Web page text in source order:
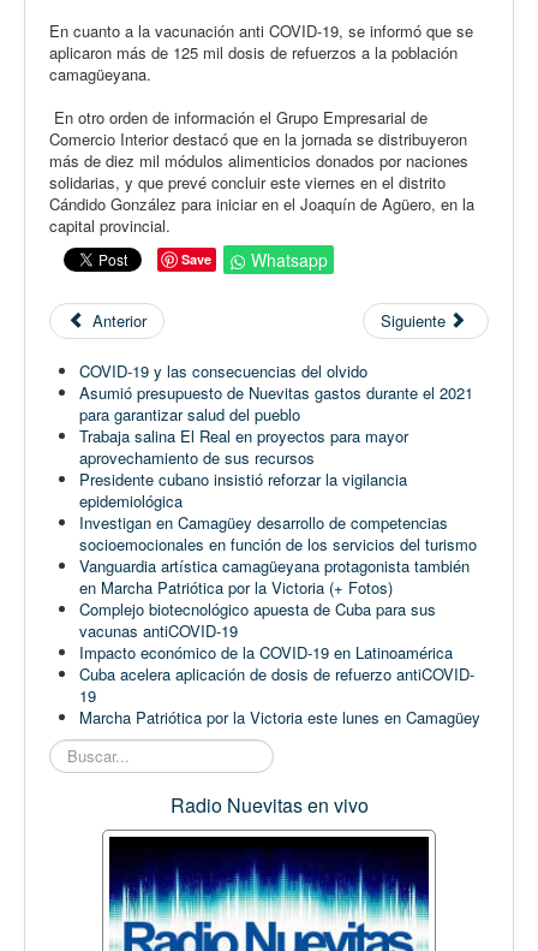
En cuanto a la vacunación anti COVID-19, se informó que se
aplicaron más de 125 mil dosis de refuerzos a la población
camagüeyana.
En otro orden de información el Grupo Empresarial de
Comercio Interior destacó que en la jornada se distribuyeron
más de diez mil módulos alimenticios donados por naciones
solidarias, y que prevé concluir este viernes en el distrito
Cándido González para iniciar en el Joaquín de Agüero, en la
capital provincial.
Save Whatsapp
Anterior Siguiente
COVID-19 y las consecuencias del olvido
Asumió presupuesto de Nuevitas gastos durante el 2021
para garantizar salud del pueblo
Trabaja salina El Real en proyectos para mayor
aprovechamiento de sus recursos
Presidente cubano insistió reforzar la vigilancia
epidemiológica
Investigan en Camagüey desarrollo de competencias
socioemocionales en función de los servicios del turismo
Vanguardia artística camagüeyana protagonista también
en Marcha Patriótica por la Victoria (+ Fotos)
Complejo biotecnológico apuesta de Cuba para sus
vacunas antiCOVID-19
Impacto económico de la COVID-19 en Latinoamérica
Cuba acelera aplicación de dosis de refuerzo antiCOVID-
19
Marcha Patriótica por la Victoria este lunes en Camagüey
Buscar...
Radio Nuevitas en vivo